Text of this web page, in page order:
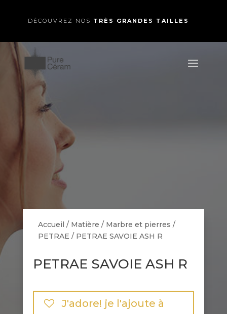
DÉCOUVREZ NOS TRÈS GRANDES TAILLES
Accueil / Matière / Marbre et pierres /
PETRAE / PETRAE SAVOIE ASH R
PETRAE SAVOIE ASH R
J'adore! je l'ajoute à